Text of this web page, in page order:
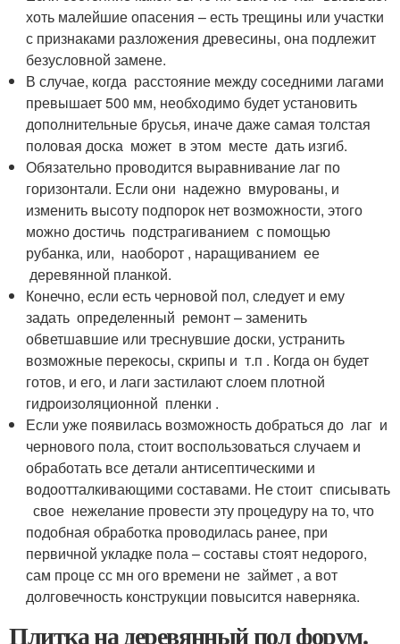
хоть малейшие опасения – есть трещины или участки
с признаками разложения древесины, она подлежит
безусловной замене.
В случае, когда расстояние между соседними лагами
превышает 500 мм, необходимо будет установить
дополнительные брусья, иначе даже самая толстая
половая доска может в этом месте дать изгиб.
Обязательно проводится выравнивание лаг по
горизонтали. Если они надежно вмурованы, и
изменить высоту подпорок нет возможности, этого
можно достичь подстрагиванием с помощью
рубанка, или, наоборот , наращиванием ее
деревянной планкой.
Конечно, если есть черновой пол, следует и ему
задать определенный ремонт – заменить
обветшавшие или треснувшие доски, устранить
возможные перекосы, скрипы и т.п . Когда он будет
готов, и его, и лаги застилают слоем плотной
гидроизоляционной пленки .
Если уже появилась возможность добраться до лаг и
чернового пола, стоит воспользоваться случаем и
обработать все детали антисептическими и
водоотталкивающими составами. Не стоит списывать
свое нежелание провести эту процедуру на то, что
подобная обработка проводилась ранее, при
первичной укладке пола – составы стоят недорого,
сам проце сс мн ого времени не займет , а вот
долговечность конструкции повысится наверняка.
Плитка на деревянный пол форум.